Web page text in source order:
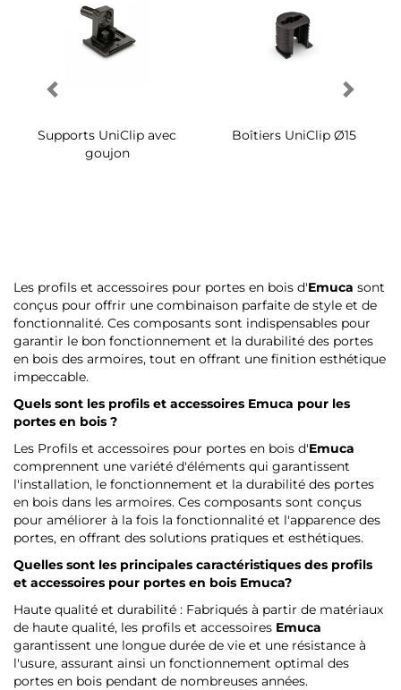
Supports UniClip avec
goujon
Boîtiers UniClip Ø15
Les profils et accessoires pour portes en bois d'Emuca sont
conçus pour offrir une combinaison parfaite de style et de
fonctionnalité. Ces composants sont indispensables pour
garantir le bon fonctionnement et la durabilité des portes
en bois des armoires, tout en offrant une finition esthétique
impeccable.
Quels sont les profils et accessoires Emuca pour les
portes en bois ?
Les Profils et accessoires pour portes en bois d'Emuca
comprennent une variété d'éléments qui garantissent
l'installation, le fonctionnement et la durabilité des portes
en bois dans les armoires. Ces composants sont conçus
pour améliorer à la fois la fonctionnalité et l'apparence des
portes, en offrant des solutions pratiques et esthétiques.
Quelles sont les principales caractéristiques des profils
et accessoires pour portes en bois Emuca?
Haute qualité et durabilité : Fabriqués à partir de matériaux
de haute qualité, les profils et accessoires Emuca
garantissent une longue durée de vie et une résistance à
l'usure, assurant ainsi un fonctionnement optimal des
portes en bois pendant de nombreuses années.